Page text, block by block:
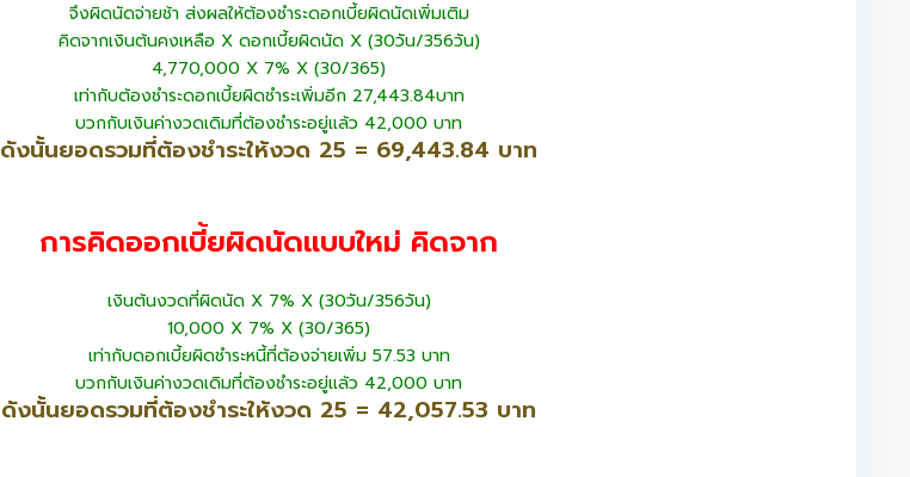
จึงผิดนัดจ่ายช้า ส่งผลให้ต้องชำระดอกเบี้ยผิดนัดเพิ่มเติม
คิดจากเงินต้นคงเหลือ X ดอกเบี้ยผิดนัด X (30วัน/356วัน)
4,770,000 X 7% X (30/365)
เท่ากับต้องชำระดอกเบี้ยผิดชำระเพิ่มอีก 27,443.84บาท
บวกกับเงินค่างวดเดิมที่ต้องชำระอยู่แล้ว 42,000 บาท
ดังนั้นยอดรวมที่ต้องชำระให้งวด 25 = 69,443.84 บาท
การคิดออกเบี้ยผิดนัดแบบใหม่ คิดจาก
เงินต้นงวดที่ผิดนัด X 7% X (30วัน/356วัน)
10,000 X 7% X (30/365)
เท่ากับดอกเบี้ยผิดชำระหนี้ที่ต้องจ่ายเพิ่ม 57.53 บาท
บวกกับเงินค่างวดเดิมที่ต้องชำระอยู่แล้ว 42,000 บาท
ดังนั้นยอดรวมที่ต้องชำระให้งวด 25 = 42,057.53 บาท